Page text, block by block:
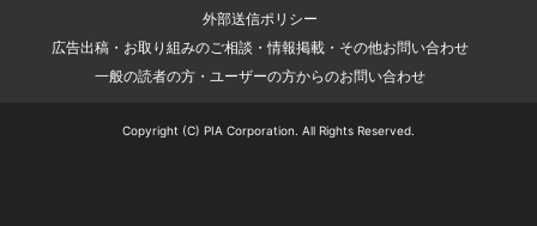
外部送信ポリシー
広告出稿・お取り組みのご相談・情報掲載・その他お問い合わせ
一般の読者の方・ユーザーの方からのお問い合わせ
Copyright (C) PIA Corporation. All Rights Reserved.